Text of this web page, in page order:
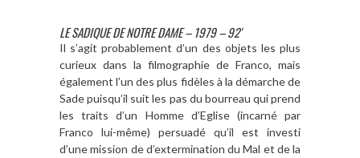
LE SADIQUE DE NOTRE DAME – 1979 – 92′
Il s’agit probablement d’un des objets les plus
curieux dans la filmographie de Franco, mais
également l’un des plus fidèles à la démarche de
Sade puisqu’il suit les pas du bourreau qui prend
les traits d’un Homme d’Eglise (incarné par
Franco lui-même) persuadé qu’il est investi
d’une mission de d’extermination du Mal et de la